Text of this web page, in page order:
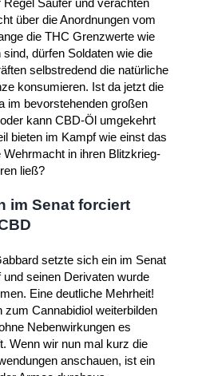
Säufer und verachten
über die Anordnungen vom
die THC Grenzwerte wie
dürfen Soldaten wie die
selbstredend die natürliche
konsumieren. Ist da jetzt die
im bevorstehenden großen
kann CBD-Öl umgekehrt
bieten im Kampf wie einst das
in ihren Blitzkrieg-
ließ?
im Senat forciert
setzte sich ein im Senat
seinen Derivaten wurde
Eine deutliche Mehrheit!
Cannabidiol weiterbilden
Nebenwirkungen es
Wenn wir nun mal kurz die
anschauen, ist ein